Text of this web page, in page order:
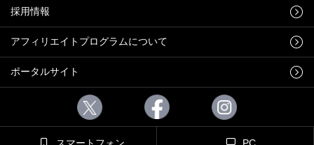
採用情報
アフィリエイトプログラムについて
ポータルサイト
スマートフォン PC